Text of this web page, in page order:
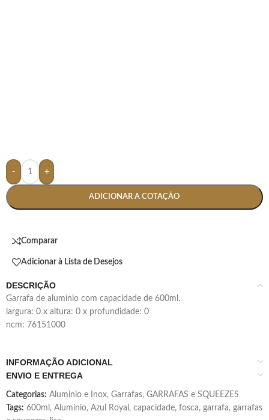
- +
ADICIONAR A COTAÇÃO
Comparar
Adicionar à Lista de Desejos
DESCRIÇÃO
garrafa de alumínio com capacidade de 600ml.
largura: 0 x altura: 0 x profundidade: 0
ncm: 76151000
INFORMAÇÃO ADICIONAL
ENVIO E ENTREGA
Categorias: Alumínio e Inox, Garrafas, GARRAFAS e SQUEEZES
Tags: 600ml , Alumínio, Azul Royal , capacidade, fosca, garrafa, garrafas